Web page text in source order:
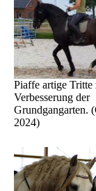
Piaffe artige Tritte
Verbesserung der
Grundgangarten.
2024)